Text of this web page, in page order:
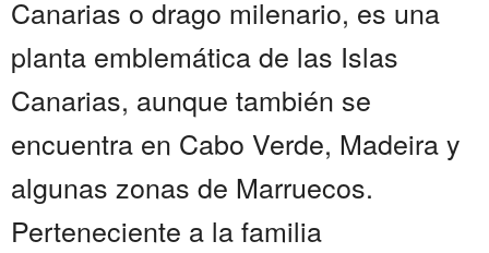
Canarias o drago milenario, es una
planta emblemática de las Islas
Canarias, aunque también se
encuentra en Cabo Verde, Madeira y
algunas zonas de Marruecos.
Perteneciente a la familia